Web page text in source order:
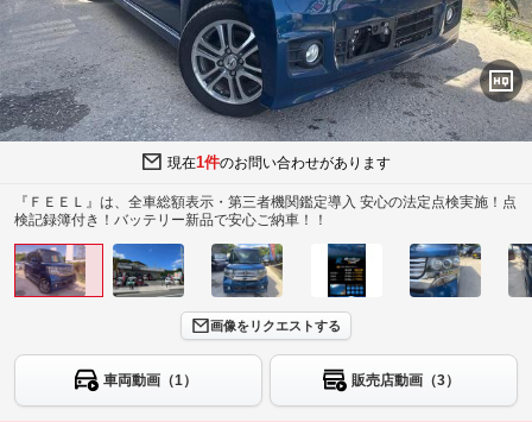
現在1件のお問い合わせがあります
『ＦＥＥＬ』は、全車総額表示・第三者機関鑑定導入 安心の法定点検実施！点
検記録簿付き！バッテリー新品で安心ご納車！！
画像をリクエストする
車両動画（1） 販売店動画（3）